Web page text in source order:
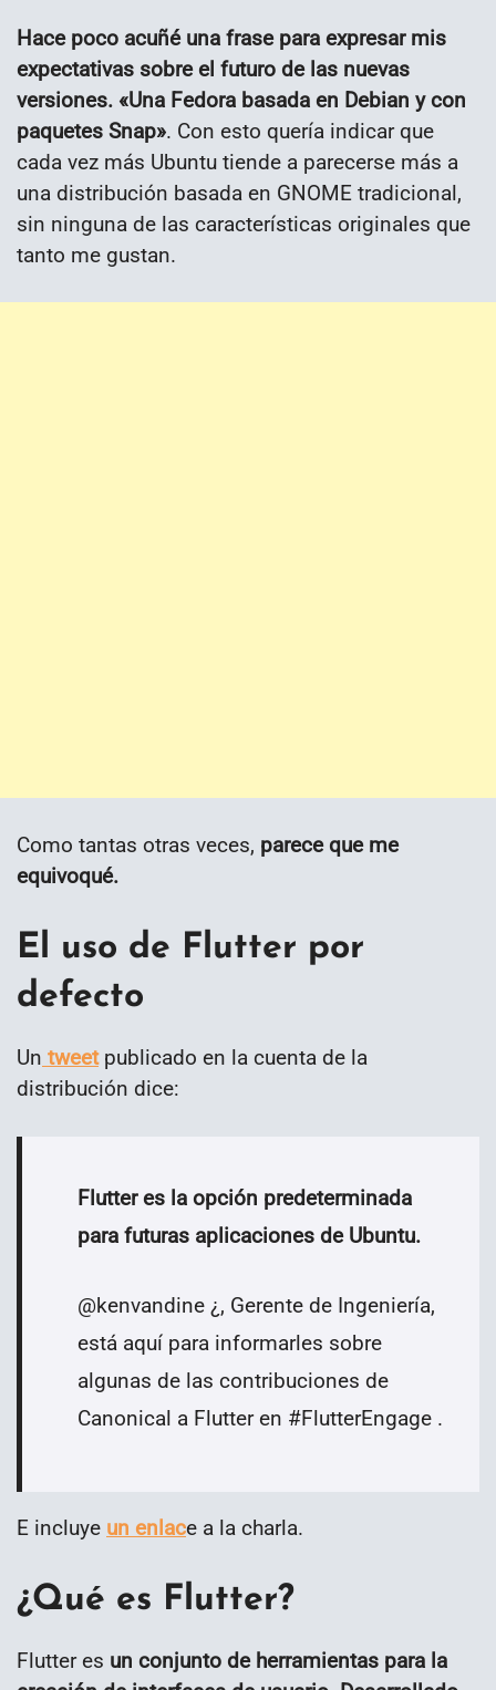
Hace poco acuñé una frase para expresar mis
expectativas sobre el futuro de las nuevas
versiones. «Una Fedora basada en Debian y con
paquetes Snap». Con esto quería indicar que
cada vez más Ubuntu tiende a parecerse más a
una distribución basada en GNOME tradicional,
sin ninguna de las características originales que
tanto me gustan.
Como tantas otras veces, parece que me
equivoqué.
El uso de Flutter por
defecto
Un tweetpublicado en la cuenta de la
distribución dice:
Flutter es la opción predeterminada
para futuras aplicaciones de Ubuntu.
@kenvandine ¿, Gerente de Ingeniería,
está aquí para informarles sobre
algunas de las contribuciones de
Canonical a Flutter en #FlutterEngage .
E incluye un enlace a la charla.
¿Qué es Flutter?
Flutter es un conjunto de herramientas para la